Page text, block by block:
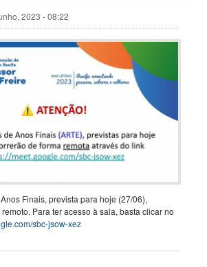
2023 - 08:22
Finais, prevista para hoje (27/06),
Para ter acesso à sala, basta clicar no
sbc-jsow-xez